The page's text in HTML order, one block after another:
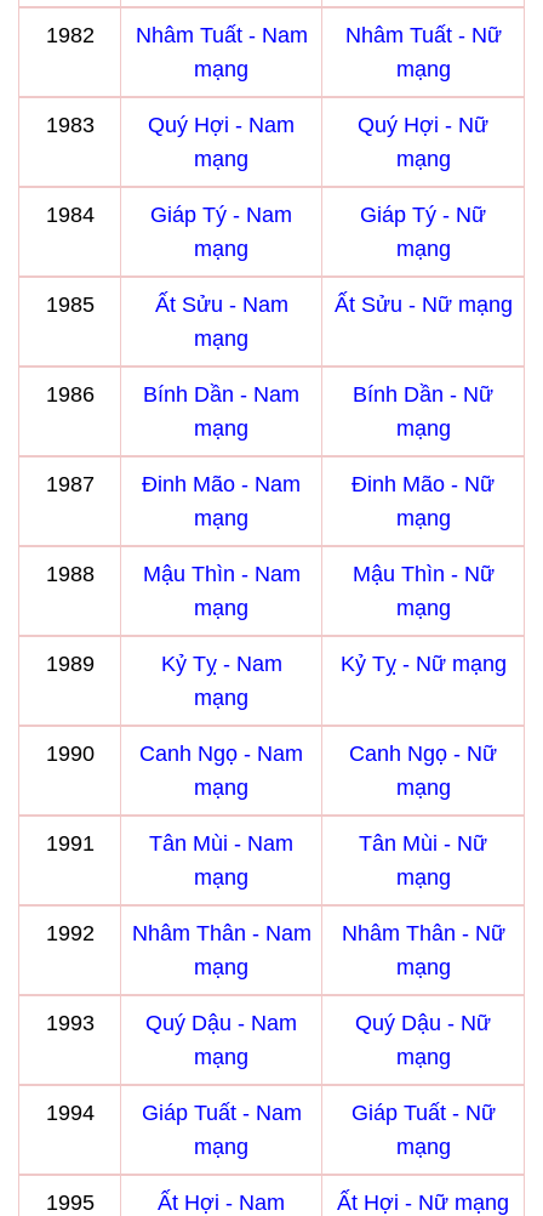
1982
Nhâm Tuất - Nam
mạng
Nhâm Tuất - Nữ
mạng
1983
Quý Hợi - Nam
mạng
Quý Hợi - Nữ
mạng
1984
Giáp Tý - Nam
mạng
Giáp Tý - Nữ
mạng
1985
Ất Sửu - Nam
mạng
Ất Sửu - Nữ mạng
1986
Bính Dần - Nam
mạng
Bính Dần - Nữ
mạng
1987
Đinh Mão - Nam
mạng
Đinh Mão - Nữ
mạng
1988
Mậu Thìn - Nam
mạng
Mậu Thìn - Nữ
mạng
1989
Kỷ Tỵ - Nam
mạng
Kỷ Tỵ - Nữ mạng
1990
Canh Ngọ - Nam
mạng
Canh Ngọ - Nữ
mạng
1991
Tân Mùi - Nam
mạng
Tân Mùi - Nữ
mạng
1992
Nhâm Thân - Nam
mạng
Nhâm Thân - Nữ
mạng
1993
Quý Dậu - Nam
mạng
Quý Dậu - Nữ
mạng
1994
Giáp Tuất - Nam
mạng
Giáp Tuất - Nữ
mạng
1995
Ất Hợi - Nam
Ất Hợi - Nữ mạng